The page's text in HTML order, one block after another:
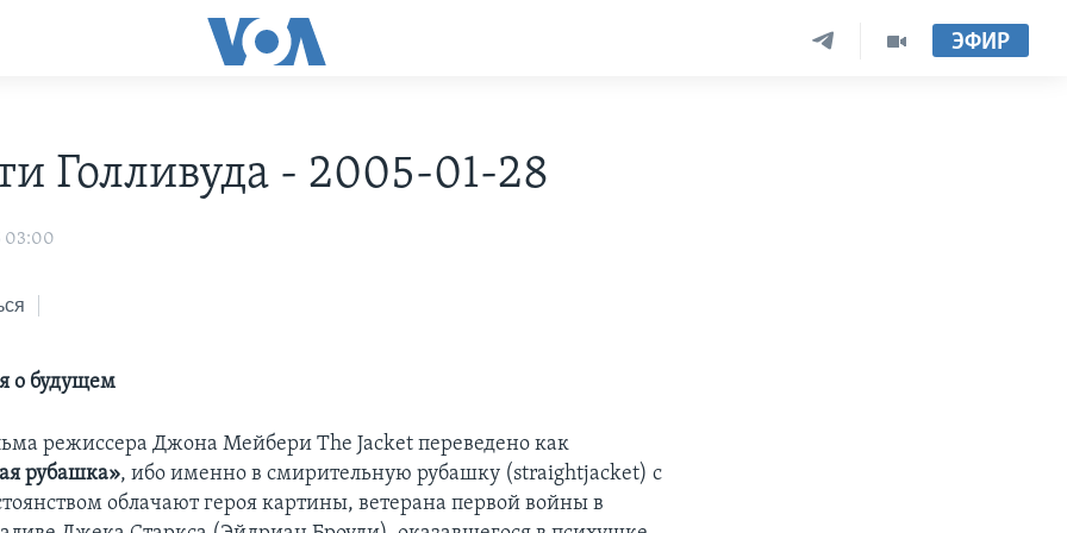
ЭФИР
Голливуда - 2005-01-28
03:00
о будущем
режиссера Джона Мейбери The Jacket переведено как
рубашка», ибо именно в смирительную рубашку (straightjacket) с
облачают героя картины, ветерана первой войны в